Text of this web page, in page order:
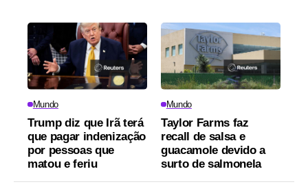
Mundo
Trump diz que Irã terá
que pagar indenização
por pessoas que
matou e feriu
Mundo
Taylor Farms faz
recall de salsa e
guacamole devido a
surto de salmonela